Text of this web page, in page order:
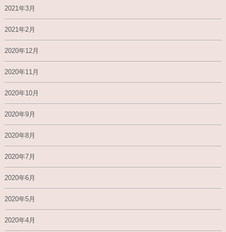
2021年3月
2021年2月
2020年12月
2020年11月
2020年10月
2020年9月
2020年8月
2020年7月
2020年6月
2020年5月
2020年4月